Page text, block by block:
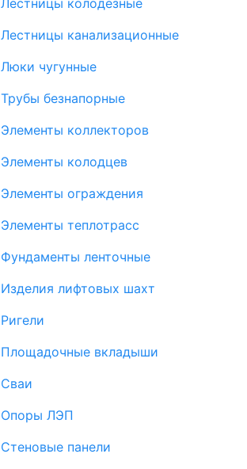
Лестницы канализационные
Люки чугунные
Трубы безнапорные
Элементы коллекторов
Элементы колодцев
Элементы ограждения
Элементы теплотрасс
Фундаменты ленточные
Изделия лифтовых шахт
Ригели
Площадочные вкладыши
Сваи
Опоры ЛЭП
Стеновые панели